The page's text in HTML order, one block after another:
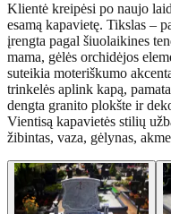
Klientė kreipėsi po naujo
esamą kapavietę. Tikslas –
įrengta pagal šiuolaikines
mama, gėlės orchidėjos
suteikia moteriškumo
trinkelės aplink kapą,
dengta granito plokšte ir
Vientisą kapavietės stilių
žibintas, vaza, gėlynas,